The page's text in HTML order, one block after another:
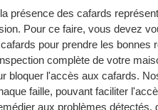
présence des cafards
Pour ce faire, vous devez
pour prendre les bonnes
complète de votre
bloquer l'accès aux cafards.
faille, pouvant faciliter
aux problèmes détectés,